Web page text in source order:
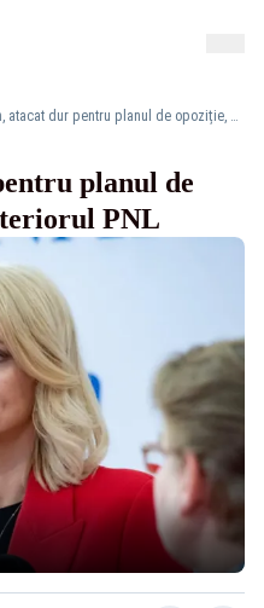
Bolojan, atacat dur pentru planul de opoziție, chiar din interiorul PNL
planul de
PNL